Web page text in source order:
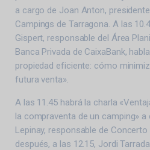
a cargo de Joan Anton,
Campings de Tarragona. A las
Gispert, responsable del Área
Banca Privada de CaixaBank,
propiedad eficiente: cómo
futura venta».
A las 11.45 habrá la charla
la compraventa de un camping»
Lepinay, responsable de
después, a las 12.15, Jordi